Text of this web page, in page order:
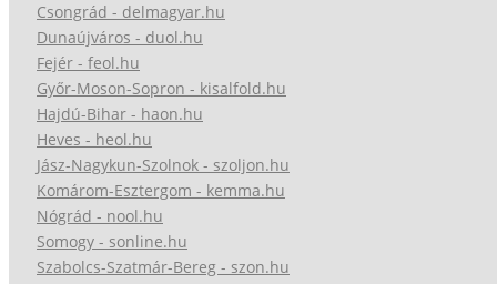
Csongrád - delmagyar.hu
Dunaújváros - duol.hu
Fejér - feol.hu
Győr-Moson-Sopron - kisalfold.hu
Hajdú-Bihar - haon.hu
Heves - heol.hu
Jász-Nagykun-Szolnok - szoljon.hu
Komárom-Esztergom - kemma.hu
Nógrád - nool.hu
Somogy - sonline.hu
Szabolcs-Szatmár-Bereg - szon.hu